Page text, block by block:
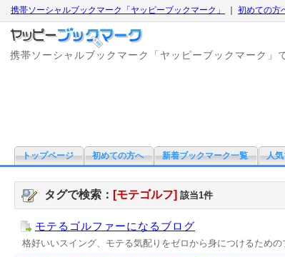
携帯ソーシャルブックマーク「ヤッピーブックマーク」 初めての方
携帯ソーシャルブックマーク「ヤッピーブックマーク」
トップページ 初めての方へ 新着ブックマーク一覧 人
タグで検索： [モテゴルフ] 該当1件
モテるゴルファーになるブログ
格好いいスイング、モテる気配りをゼロから身につけるための